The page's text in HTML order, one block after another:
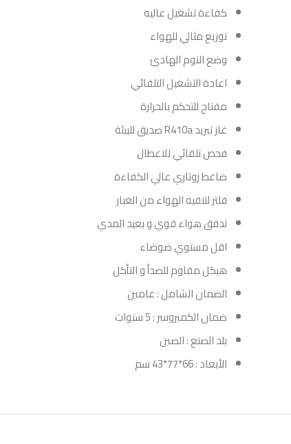
كفاءة تشغيل عاليه
توزيع مثالي للهواء
وضع النوم الهادئ
اعادة التشغيل التلقائي
مفتاح للتحكم بالحرارة
غاز تبريد R410a صديق للبيئة
فحص تلقائي للاعطال
ضاغط روتاري عالي الكفاءة
فلتر لتنقيه الهواء من الغبار
تدفق هواء قوي و بعيد المدي
اقل مستوي ضوضاء
هيكل مقاوم للصدأ و التأكل
الضمان الشامل : عامين
ضمان الكمبروسر : 5 سنوات
بلد الصنع : الصين
الأبعاد : 66*77*43 سم